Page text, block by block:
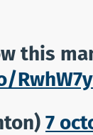
this
7